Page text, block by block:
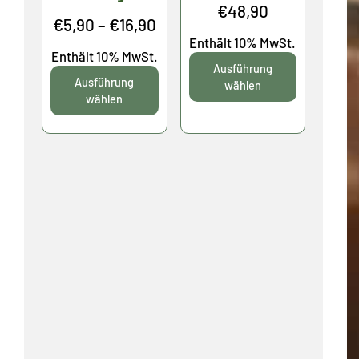
€5,90 – €16,90Preisspanne:
€5,90
bis
€16,90
Enthält 10% MwSt.
Ausführung
wählen
€48,90
€10,40
Enthält 10% MwSt.
Ausführung
wählen